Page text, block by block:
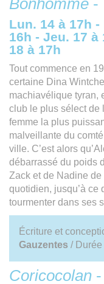
Lun. 14 à 17h -
16h - Jeu. 17 à
18 à 17h
Tout commence en
certaine Dina
machiavélique tyran,
club le plus sélect de
femme la plus
malveillante du
ville. C’est alors
débarrassé du poids
Zack et de Nadine
quotidien, jusqu’à ce
tourmenter dans ses
Écriture et
Gauzentes / Durée
Coricocolan